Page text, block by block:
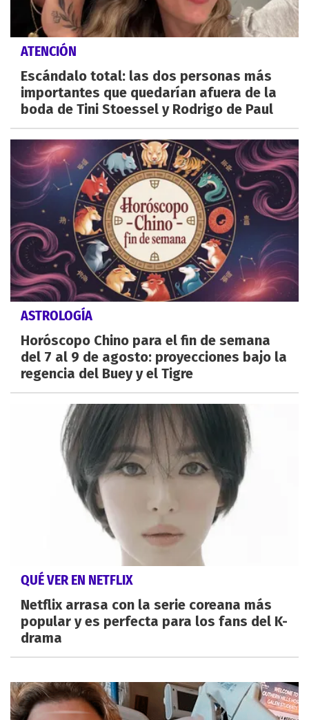
ATENCIÓN
Escándalo total: las dos personas más
importantes que quedarían afuera de la
boda de Tini Stoessel y Rodrigo de Paul
ASTROLOGÍA
Horóscopo Chino para el fin de semana
del 7 al 9 de agosto: proyecciones bajo la
regencia del Buey y el Tigre
QUÉ VER EN NETFLIX
Netflix arrasa con la serie coreana más
popular y es perfecta para los fans del K-
drama